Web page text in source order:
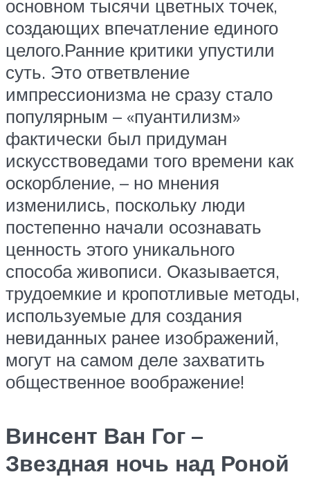
основном тысячи цветных точек,
создающих впечатление единого
целого.Ранние критики упустили
суть. Это ответвление
импрессионизма не сразу стало
популярным – «пуантилизм»
фактически был придуман
искусствоведами того времени как
оскорбление, – но мнения
изменились, поскольку люди
постепенно начали осознавать
ценность этого уникального
способа живописи. Оказывается,
трудоемкие и кропотливые методы,
используемые для создания
невиданных ранее изображений,
могут на самом деле захватить
общественное воображение!
Винсент Ван Гог –
Звездная ночь над Роной